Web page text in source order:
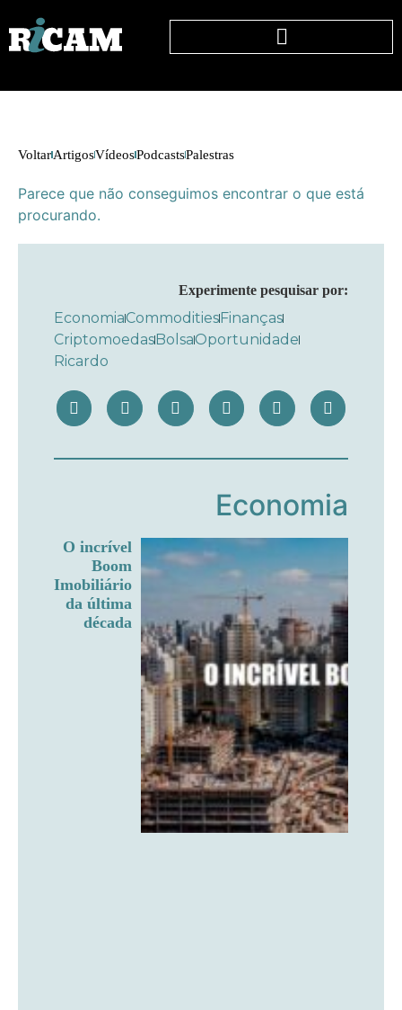
VoltarArtigosVídeosPodcastsPalestras
Parece que não conseguimos encontrar o que está
procurando.
Experimente pesquisar por:
EconomiaCommodities Finanças
Criptomoedas BolsaOportunidade
Ricardo
Economia
O incrível
Boom
Imobiliário
da última
década